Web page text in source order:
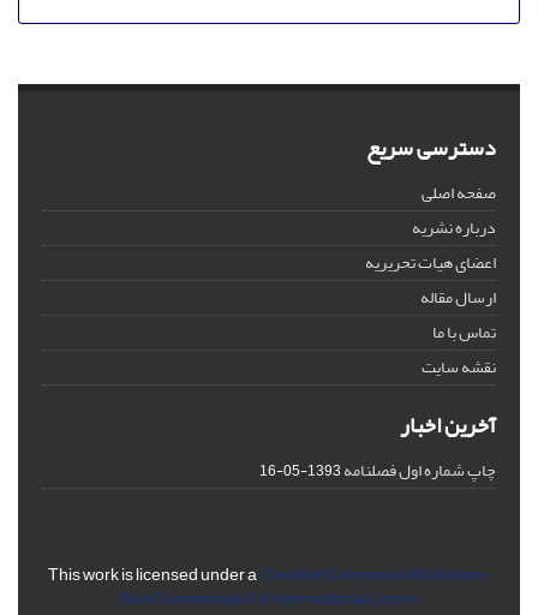
دسترسی سریع
صفحه اصلی
درباره نشریه
اعضای هیات تحریریه
ارسال مقاله
تماس با ما
نقشه سایت
آخرین اخبار
چاپ شماره اول فصلنامه1393-05-16
This work is licensed under aCreative Commons Attribution-
NonCommercial 4.0 International Licens